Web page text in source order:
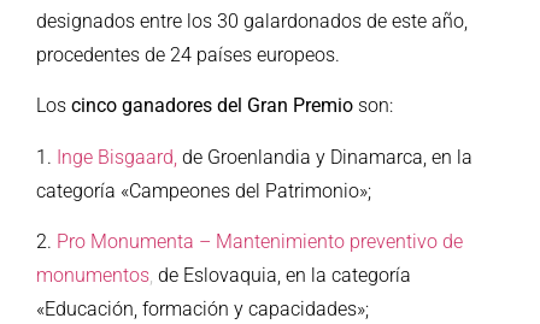
designados entre los 30 galardonados de este año,
procedentes de 24 países europeos.
Los cinco ganadores del Gran Premio son:
1. Inge Bisgaard, de Groenlandia y Dinamarca, en la
categoría «Campeones del Patrimonio»;
2. Pro Monumenta – Mantenimiento preventivo de
monumentos, de Eslovaquia, en la categoría
«Educación, formación y capacidades»;